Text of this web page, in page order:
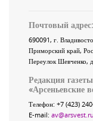
Почтовый адрес:
690091, г.
Приморский край,
Переулок Шевченко,
Редакция газеты
«Арсеньевские
Телефон: +7 (423)
E-mail: av@arsvest.ru